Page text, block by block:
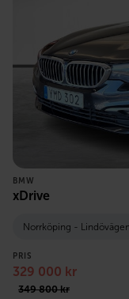
BMW
xDrive
Norrköping - Lindövägen
PRIS
329 000 kr
349 800kr